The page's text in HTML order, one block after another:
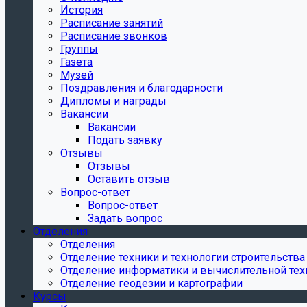
История
Расписание занятий
Расписание звонков
Группы
Газета
Музей
Поздравления и благодарности
Дипломы и награды
Вакансии
Вакансии
Подать заявку
Отзывы
Отзывы
Оставить отзыв
Вопрос-ответ
Вопрос-ответ
Задать вопрос
Отделения
Отделения
Отделение техники и технологии строительства
Отделение информатики и вычислительной
Отделение геодезии и картографии
Курсы